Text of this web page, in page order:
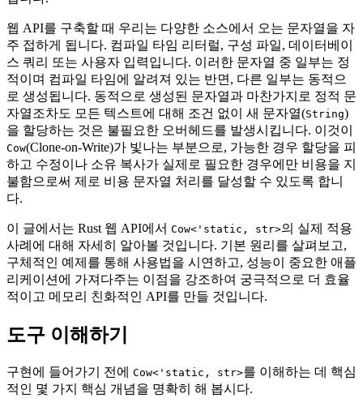
웹 API를 구축할 때 우리는 다양한 소스에서 오는 문자열을 자
주 접하게 됩니다. 컴파일 타임 리터럴, 구성 파일, 데이터베이
스 쿼리 또는 사용자 입력입니다. 이러한 문자열 중 일부는 정
적이며 컴파일 타임에 알려져 있는 반면, 다른 일부는 동적으
로 생성됩니다. 동적으로 생성된 문자열과 마찬가지로 정적 문
자열조차도 모든 텍스트에 대해 조건 없이 새 문자열(String)
을 할당하는 것은 불필요한 오버헤드를 발생시킵니다. 이것이
Cow(Clone-on-Write)가 빛나는 부분으로, 가능한 경우 할당을 피
하고 수정이나 소유 복사가 실제로 필요한 경우에만 비용을 지
불함으로써 제로 비용 문자열 처리를 달성할 수 있도록 합니
다.
이 글에서는 Rust 웹 API에서 Cow<'static, str>의 실제 적용
사례에 대해 자세히 알아볼 것입니다. 기본 원리를 살펴보고,
구체적인 예제를 통해 사용법을 시연하고, 성능이 중요한 애플
리케이션에 가져다주는 이점을 강조하여 궁극적으로 더 효율
적이고 메모리 친화적인 API를 만들 것입니다.
도구 이해하기
구현에 들어가기 전에 Cow<'static, str>를 이해하는 데 핵심
적인 몇 가지 핵심 개념을 명확히 해 봅시다.